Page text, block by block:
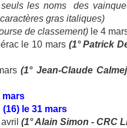
les noms des
gras italiques)
de classement) le 4
le 10 mars (1° Patrick
(1° Jean-Claude
mars
le 31 mars
(1° Alain Simon - CRC